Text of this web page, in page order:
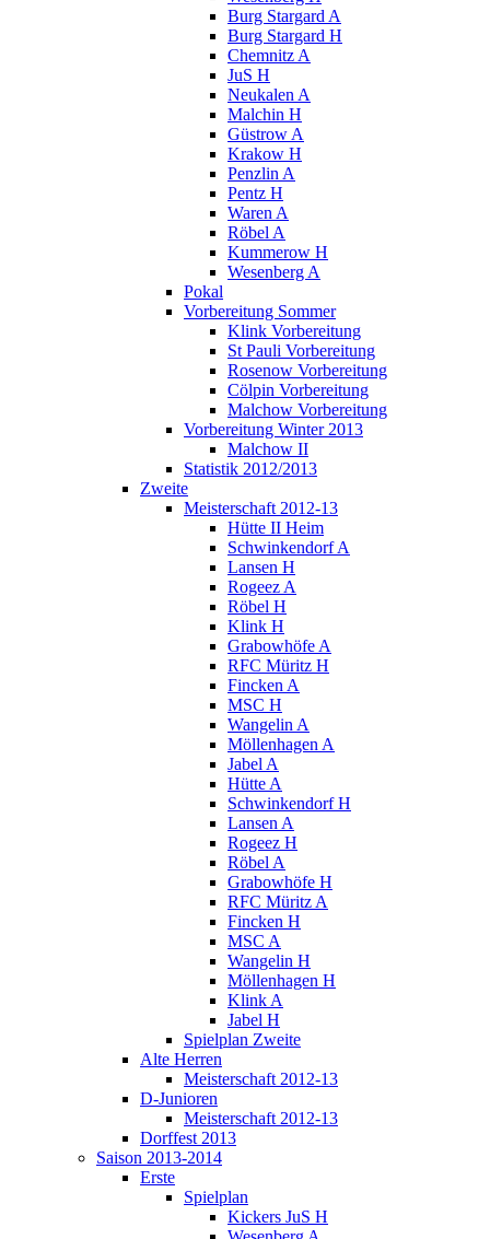
Burg Stargard A
Burg Stargard H
Chemnitz A
JuS H
Neukalen A
Malchin H
Güstrow A
Krakow H
Penzlin A
Pentz H
Waren A
Röbel A
Kummerow H
Wesenberg A
Pokal
Vorbereitung Sommer
Klink Vorbereitung
St Pauli Vorbereitung
Rosenow Vorbereitung
Cölpin Vorbereitung
Malchow Vorbereitung
Vorbereitung Winter 2013
Malchow II
Statistik 2012/2013
Zweite
Meisterschaft 2012-13
Hütte II Heim
Schwinkendorf A
Lansen H
Rogeez A
Röbel H
Klink H
Grabowhöfe A
RFC Müritz H
Fincken A
MSC H
Wangelin A
Möllenhagen A
Jabel A
Hütte A
Schwinkendorf H
Lansen A
Rogeez H
Röbel A
Grabowhöfe H
RFC Müritz A
Fincken H
MSC A
Wangelin H
Möllenhagen H
Klink A
Jabel H
Spielplan Zweite
Alte Herren
Meisterschaft 2012-13
D-Junioren
Meisterschaft 2012-13
Dorffest 2013
Saison 2013-2014
Erste
Spielplan
Kickers JuS H